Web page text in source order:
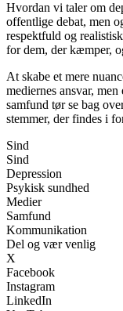
Hvordan vi taler om
offentlige debat, men
respektfuld og
for dem, der kæmper,
At skabe et mere
mediernes ansvar,
samfund tør se bag
stemmer, der findes i
Sind
Sind
Depression
Psykisk sundhed
Medier
Samfund
Kommunikation
Del og vær venlig
X
Facebook
Instagram
LinkedIn